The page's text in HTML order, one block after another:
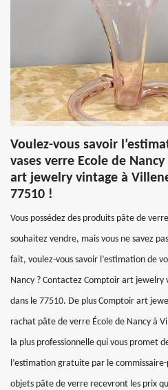
Voulez-vous savoir
vases verre Ecole de
art jewelry vintage à
77510 !
Vous possédez des produits pâte de
souhaitez vendre, mais vous ne savez
fait, voulez-vous savoir l’estimation de
Nancy ? Contactez Comptoir art jewelry
dans le 77510. De plus Comptoir art
rachat pâte de verre École de Nancy à
la plus professionnelle qui vous promet
l’estimation gratuite par le
objets pâte de verre recevront les prix